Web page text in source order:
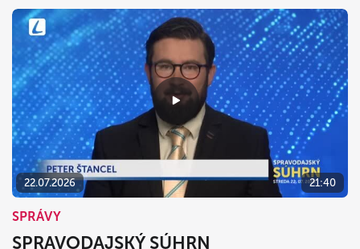
22.07.2026 21:40
SPRÁVY
SPRAVODAJSKÝ SÚHRN